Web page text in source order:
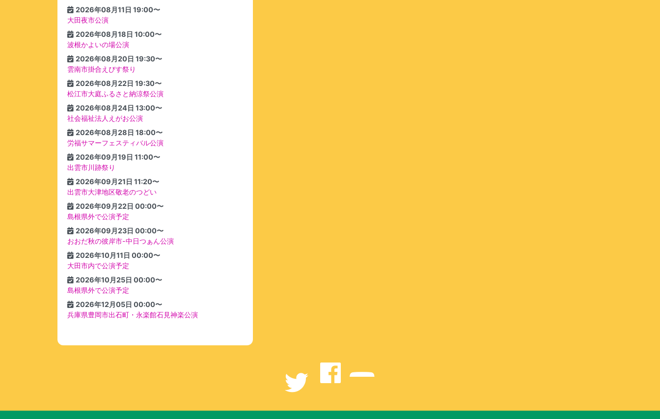
2026年08月11日 19:00〜
大田夜市公演
2026年08月18日 10:00〜
波根かよいの場公演
2026年08月20日 19:30〜
雲南市掛合えびす祭り
2026年08月22日 19:30〜
松江市大庭ふるさと納涼祭公演
2026年08月24日 13:00〜
社会福祉法人えがお公演
2026年08月28日 18:00〜
労福サマーフェスティバル公演
2026年09月19日 11:00〜
出雲市川跡祭り
2026年09月21日 11:20〜
出雲市大津地区敬老のつどい
2026年09月22日 00:00〜
島根県外で公演予定
2026年09月23日 00:00〜
おおだ秋の彼岸市-中日つぁん公演
2026年10月11日 00:00〜
大田市内で公演予定
2026年10月25日 00:00〜
島根県外で公演予定
2026年12月05日 00:00〜
兵庫県豊岡市出石町・永楽館石見神楽公演